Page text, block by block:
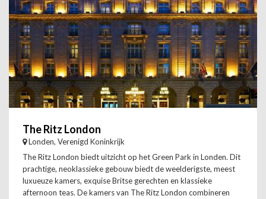
The Ritz London
Londen, Verenigd Koninkrijk
The Ritz London biedt uitzicht op het Green Park in Londen. Dit
prachtige, neoklassieke gebouw biedt de weelderigste, meest
luxueuze kamers, exquise Britse gerechten en klassieke
afternoon teas. De kamers van The Ritz London combineren